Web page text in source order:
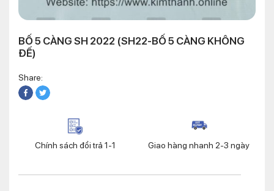
BỐ 5 CÀNG SH 2022 (SH22-BỐ 5 CÀNG KHÔNG
ĐẾ)
Share:
Chính sách đổi trả 1-1 Giao hàng nhanh 2-3 ngày